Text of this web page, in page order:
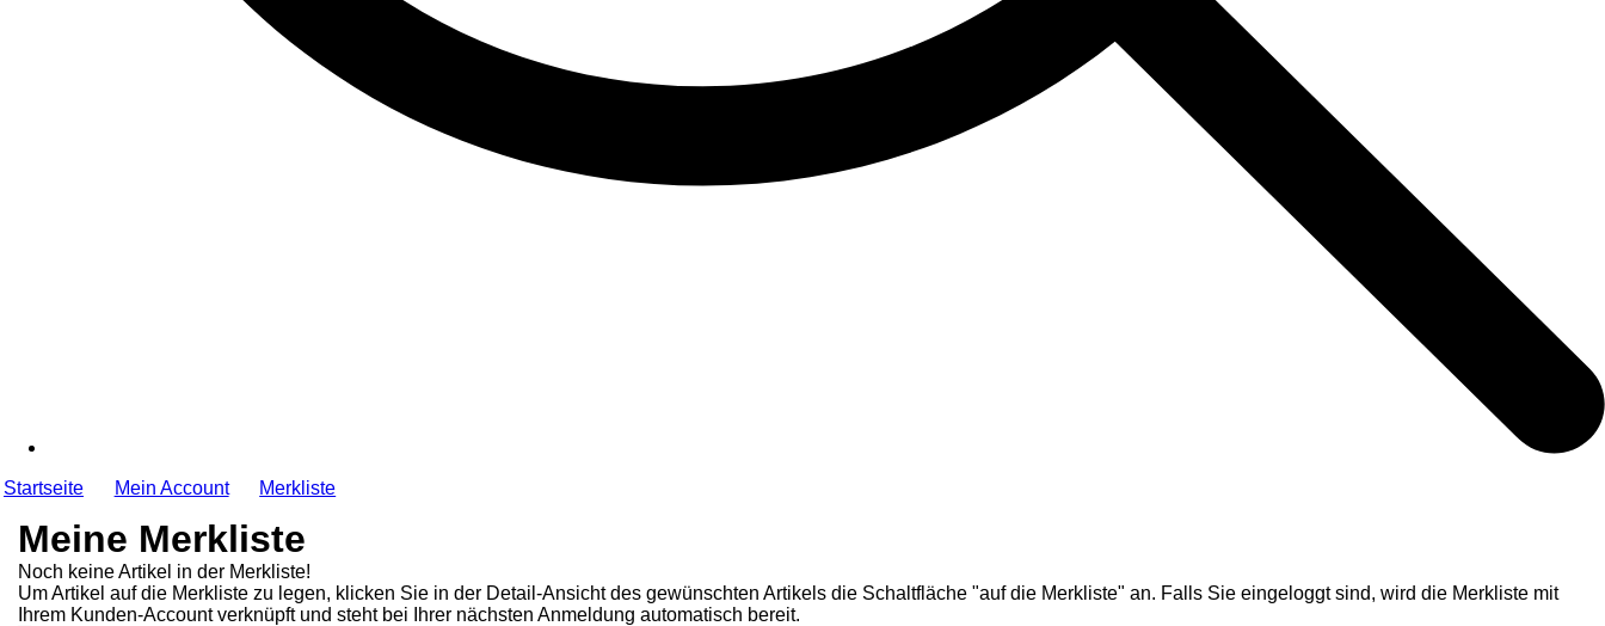
Startseite Mein Account Merkliste
Meine Merkliste
Noch keine Artikel in der Merkliste!
Um Artikel auf die Merkliste zu legen, klicken Sie in der Detail-Ansicht des gewünschten Artikels die Schaltfläche "auf die Merkliste" an. Falls Sie eingeloggt sind, wird die Merkliste mit
Ihrem Kunden-Account verknüpft und steht bei Ihrer nächsten Anmeldung automatisch bereit.